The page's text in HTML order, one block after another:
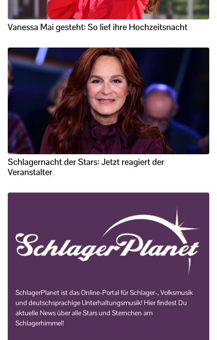
Vanessa Mai gesteht: So lief ihre Hochzeitsnacht
Schlagernacht der Stars: Jetzt reagiert der
Veranstalter
SchlagerPlanet ist das Online-Portal für Schlager-, Volksmusik
und deutschsprachige Unterhaltungsmusik! Hier findest Du
aktuelle News über alle Stars und Sternchen am
Schlagerhimmel!